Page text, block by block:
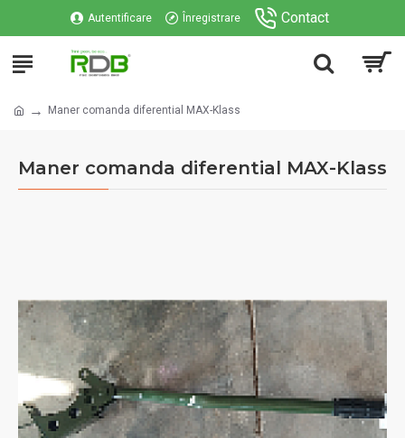
Autentificare Înregistrare Contact
Maner comanda diferential MAX-Klass
Maner comanda diferential MAX-Klass